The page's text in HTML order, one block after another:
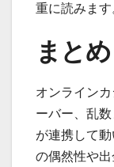
重に読みます
まとめ
オンライン
ーバー、乱
が連携して
の偶然性や出